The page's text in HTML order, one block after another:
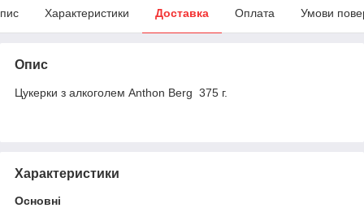
Характеристики Доставка Оплата Умови
Опис
Цукерки з алкоголем Anthon Berg 375 г.
Характеристики
Основні